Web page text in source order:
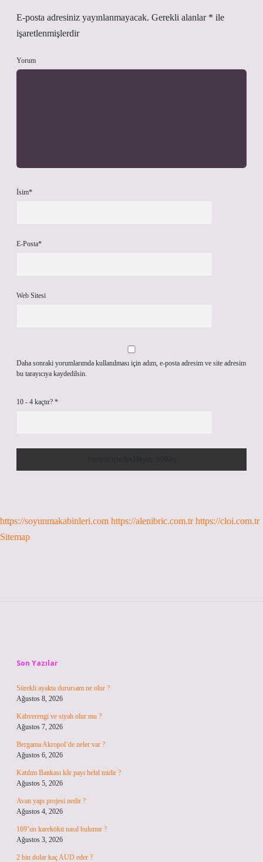
E-posta adresiniz yayınlanmayacak. Gerekli alanlar * ile
işaretlenmişlerdir
Yorum
İsim*
E-Posta*
Web Sitesi
Daha sonraki yorumlarımda kullanılması için adım, e-posta adresim ve site adresim
bu tarayıcıya kaydedilsin.
10 - 4 kaçtır? *
https://soyunmakabinleri.com https://alenibric.com.tr https://cloi.com.tr
Sitemap
Son Yazılar
Sürekli ayakta durursam ne olur ?
Ağustos 8, 2026
Kahverengi ve siyah olur mu ?
Ağustos 7, 2026
Bergama Akropol’de neler var ?
Ağustos 6, 2026
Katılım Bankası kâr payı helal midir ?
Ağustos 5, 2026
Avan yapı projesi nedir ?
Ağustos 4, 2026
169’un karekökü nasıl bulunur ?
Ağustos 3, 2026
2 bin dolar kaç AUD eder ?